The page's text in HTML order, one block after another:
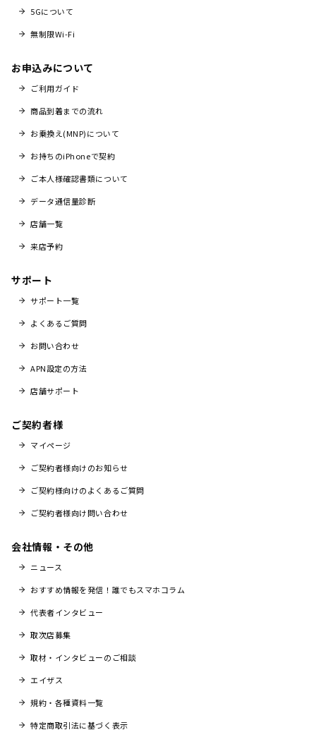
5Gについて
無制限Wi-Fi
お申込みについて
ご利用ガイド
商品到着までの流れ
お乗換え(MNP)について
お持ちのiPhoneで契約
ご本人様確認書類について
データ通信量診断
店舗一覧
来店予約
サポート
サポート一覧
よくあるご質問
お問い合わせ
APN設定の方法
店舗サポート
ご契約者様
マイページ
ご契約者様向けのお知らせ
ご契約様向けのよくあるご質問
ご契約者様向け問い合わせ
会社情報・その他
ニュース
おすすめ情報を発信！誰でもスマホコラム
代表者インタビュー
取次店募集
取材・インタビューのご相談
エイザス
規約・各種資料一覧
特定商取引法に基づく表示